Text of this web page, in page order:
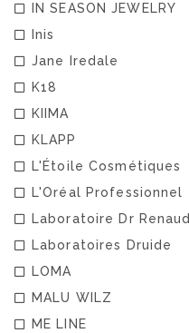
IN SEASON JEWELRY
Inis
Jane Iredale
K18
KIIMA
KLAPP
L'Étoile Cosmétiques
L'Oréal Professionnel
Laboratoire Dr Renaud
Laboratoires Druide
LOMA
MALU WILZ
ME LINE